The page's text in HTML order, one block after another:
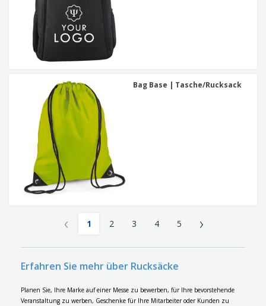
Bag Base | Tasche/Rucksack
‹ 1 2 3 4 5 ›
Erfahren Sie mehr über Rucksäcke
Planen Sie, Ihre Marke auf einer Messe zu bewerben, für Ihre bevorstehende
Veranstaltung zu werben, Geschenke für Ihre Mitarbeiter oder Kunden zu